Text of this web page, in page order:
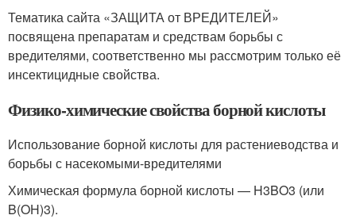
Тематика сайта «ЗАЩИТА от ВРЕДИТЕЛЕЙ»
посвящена препаратам и средствам борьбы с
вредителями, соответственно мы рассмотрим только её
инсектицидные свойства.
Физико-химические свойства борной кислоты
Использование борной кислоты для растениеводства и
борьбы с насекомыми-вредителями
Химическая формула борной кислоты — H3BO3 (или
B(OH)3).